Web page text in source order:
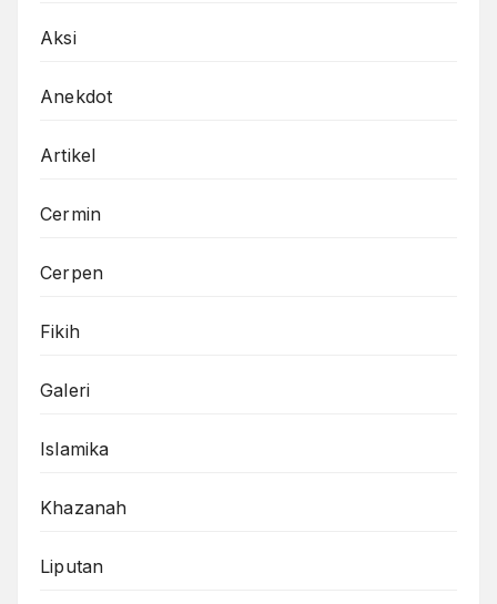
Aksi
Anekdot
Artikel
Cermin
Cerpen
Fikih
Galeri
Islamika
Khazanah
Liputan